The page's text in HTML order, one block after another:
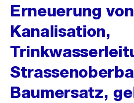
Erneuerung von
Kanalisation,
Baumersatz,